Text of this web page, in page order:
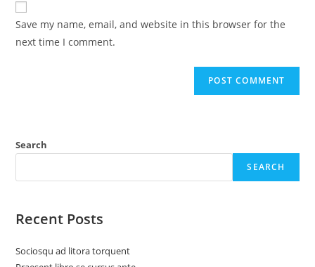
comment
URL
(optional)
Save my name, email, and website in this browser for the
next time I comment.
Search
SEARCH
Recent Posts
Sociosqu ad litora torquent